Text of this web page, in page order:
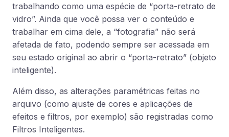
trabalhando como uma espécie de “porta-retrato de
vidro”. Ainda que você possa ver o conteúdo e
trabalhar em cima dele, a “fotografia” não será
afetada de fato, podendo sempre ser acessada em
seu estado original ao abrir o “porta-retrato” (objeto
inteligente).
Além disso, as alterações paramétricas feitas no
arquivo (como ajuste de cores e aplicações de
efeitos e filtros, por exemplo) são registradas como
Filtros Inteligentes.